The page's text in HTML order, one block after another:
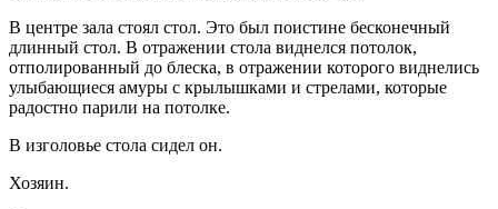
В центре зала стоял стол. Это был поистине бесконечный
длинный стол. В отражении стола виднелся потолок,
отполированный до блеска, в отражении которого виднелись
улыбающиеся амуры с крылышками и стрелами, которые
радостно парили на потолке.
В изголовье стола сидел он.
Хозяин.